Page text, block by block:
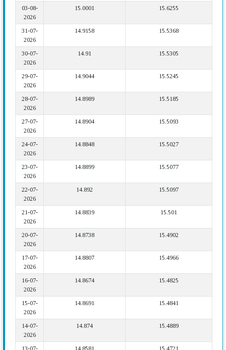
03-08-
2026
15.0001 15.6255
31-07-
2026
14.9158 15.5368
30-07-
2026
14.91 15.5305
29-07-
2026
14.9044 15.5245
28-07-
2026
14.8989 15.5185
27-07-
2026
14.8904 15.5093
24-07-
2026
14.8848 15.5027
23-07-
2026
14.8899 15.5077
22-07-
2026
14.892 15.5097
21-07-
2026
14.8839 15.501
20-07-
2026
14.8738 15.4902
17-07-
2026
14.8807 15.4966
16-07-
2026
14.8674 15.4825
15-07-
2026
14.8691 15.4841
14-07-
2026
14.874 15.4889
13-07- 14.8581 15.4721